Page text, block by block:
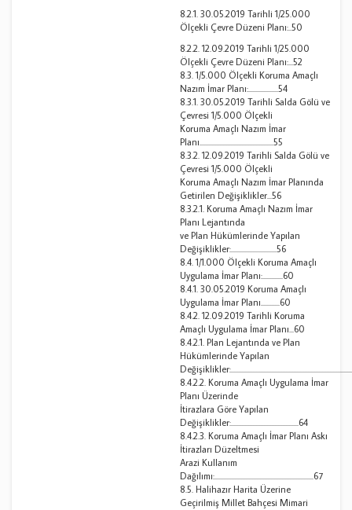
8.2.1. 30.05.2019 Tarihli 1/25.000
Ölçekli Çevre Düzeni Planı:..50
8.2.2. 12.09.2019 Tarihli 1/25.000
Ölçekli Çevre Düzeni Planı:...52
8.3. 1/5.000 Ölçekli Koruma Amaçlı
Nazım İmar Planı:...................54
8.3.1. 30.05.2019 Tarihli Salda Gölü ve
Çevresi 1/5.000 Ölçekli
Koruma Amaçlı Nazım İmar
Planı...............................................55
8.3.2. 12.09.2019 Tarihli Salda Gölü ve
Çevresi 1/5.000 Ölçekli
Koruma Amaçlı Nazım İmar Planında
Getirilen Değişiklikler...56
8.3.2.1. Koruma Amaçlı Nazım İmar
Planı Lejantında
ve Plan Hükümlerinde Yapılan
Değişiklikler:.............................56
8.4. 1/1.000 Ölçekli Koruma Amaçlı
Uygulama İmar Planı:.............60
8.4.1. 30.05.2019 Koruma Amaçlı
Uygulama İmar Planı............60
8.4.2. 12.09.2019 Tarihli Koruma
Amaçlı Uygulama İmar Planı...60
8.4.2.1. Plan Lejantında ve Plan
Hükümlerinde Yapılan
8.4.2.2. Koruma Amaçlı Uygulama İmar
Planı Üzerinde
İtirazlara Göre Yapılan
Değişiklikler:...........................................64
8.4.2.3. Koruma Amaçlı İmar Planı Askı
İtirazları Düzeltmesi
Arazi Kullanım
Dağılımı:...............................................................67
8.5. Halihazır Harita Üzerine
Geçirilmiş Millet Bahçesi Mimari